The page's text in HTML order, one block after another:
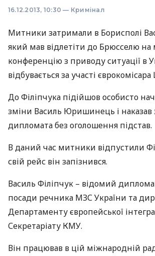
16.12.2013, 10:30 — Кримінал
Митники затримали в Борисполі
який мав відлетіти до Брюсселю
конференцію з приводу ситуації в
відбувається за участі
До Філіпчука підійшов особисто
зміни Василь Юришинець і наказав
дипломата без оголошення підстав.
В даний час митники відпустили
свій рейс він запізнився.
Василь Філіпчук – відомий
посади речника МЗСУкраїни та
Департаменту європейської
Секретаріату КМУ.
Він працював в цій міжнародній